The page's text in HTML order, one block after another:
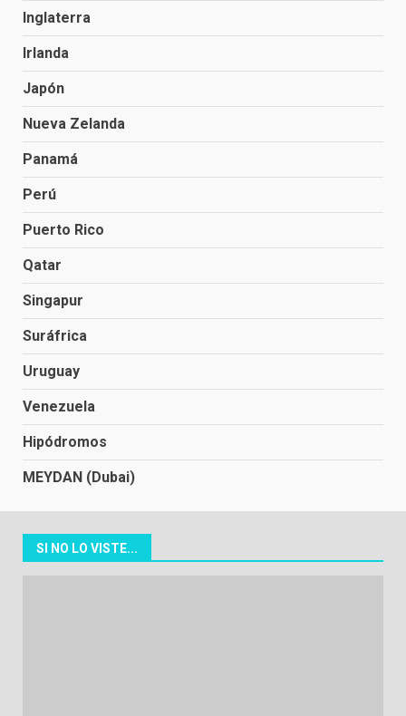
Inglaterra
Irlanda
Japón
Nueva Zelanda
Panamá
Perú
Puerto Rico
Qatar
Singapur
Suráfrica
Uruguay
Venezuela
Hipódromos
MEYDAN (Dubai)
SI NO LO VISTE...